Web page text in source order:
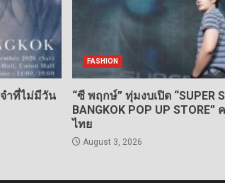
ำที่ไม่มีวัน
FASHION
“ซี พฤกษ์” ทุ่มงบเปิด “SUPER
BANGKOK POP UP STORE”
ไทย
August 3, 2026